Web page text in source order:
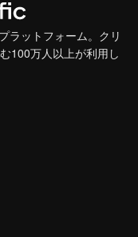
ラットフォーム。クリ
100万人以上が利用し